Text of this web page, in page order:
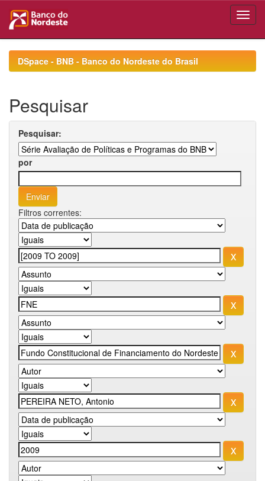
navigationDSpace - BNB - Banco do Nordeste do Brasil
Pesquisar
Pesquisar:
por
Filtros correntes: